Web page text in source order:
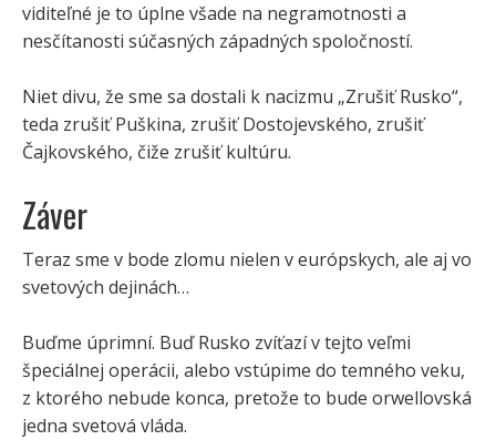
viditeľné je to úplne všade na negramotnosti a
nesčítanosti súčasných západných spoločností.
Niet divu, že sme sa dostali k nacizmu „Zrušiť Rusko“,
teda zrušiť Puškina, zrušiť Dostojevského, zrušiť
Čajkovského, čiže zrušiť kultúru.
Záver
Teraz sme v bode zlomu nielen v európskych, ale aj vo
svetových dejinách…
Buďme úprimní. Buď Rusko zvíťazí v tejto veľmi
špeciálnej operácii, alebo vstúpime do temného veku,
z ktorého nebude konca, pretože to bude orwellovská
jedna svetová vláda.